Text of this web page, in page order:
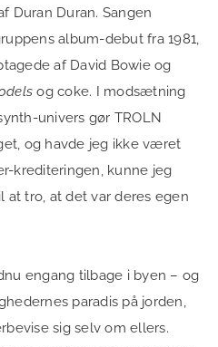
Duran Duran. Sangen
album-debut fra 1981,
af David Bowie og
og coke. I modsætning
univers gør TROLN
og havde jeg ikke været
krediteringen, kunne jeg
tro, at det var deres egen
engang tilbage i byen – og
paradis på jorden,
sig selv om ellers.